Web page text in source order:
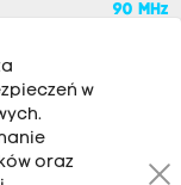
90 MHz
w
oraz